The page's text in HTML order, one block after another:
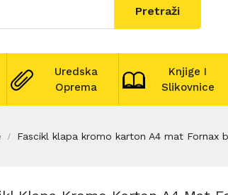
Pretraži
Uredska
Oprema
Knjige I
Slikovnice
Fascikl klapa kromo karton A4 mat Fornax